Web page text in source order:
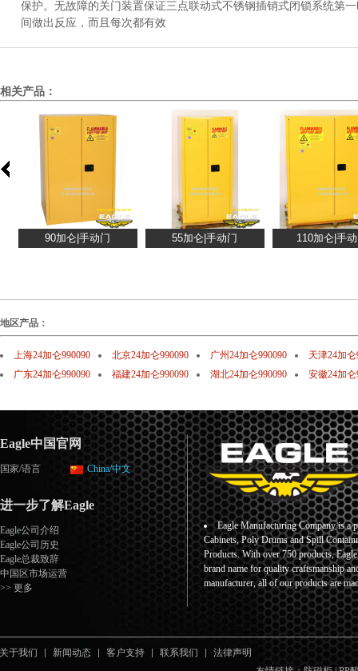
保护。无故障的关门装置保证三点联动式不锈钢插销式闭锁系统第
间做出反应，而且每次都有效
相关产品：
地区产品：
上海24加仑990090 北京24加仑990090 广州24加仑990090
天津24加仑
广东24加仑990090
福建24加仑990090 湖北24加仑990090 安徽24加仑
Eagle中国官网
国家/语言 China/中文
进一步了解Eagle
Eagle公司介绍
Eagle公司历史
Eagle总裁致辞
中国区市场运营
>> 更多
Eagle Manufacturing Company is a
Cabinets, Poly Drums and Spill
Products. With over 750 products,
brand name for quality craftsmanship
manufacturer, all of our products are
关于我们 新闻动态 客户支持 联系我们
法律声明